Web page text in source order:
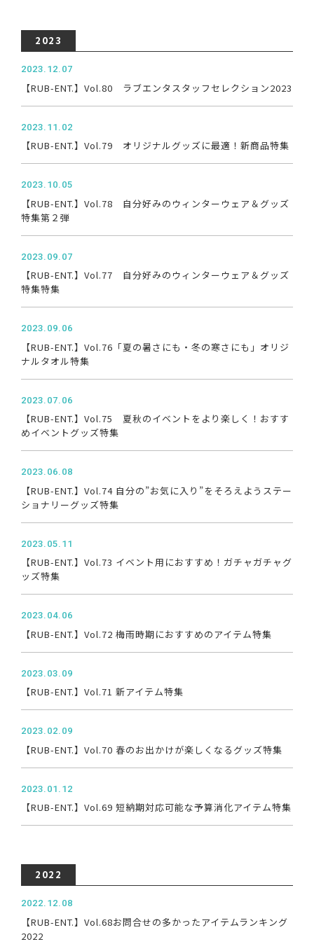
2023
2023.12.07
【RUB-ENT.】Vol.80 ラブエンタスタッフセレクション2023
2023.11.02
【RUB-ENT.】Vol.79 オリジナルグッズに最適！新商品特集
2023.10.05
【RUB-ENT.】Vol.78 自分好みのウィンターウェア＆グッズ
特集第２弾
2023.09.07
【RUB-ENT.】Vol.77 自分好みのウィンターウェア＆グッズ
特集特集
2023.09.06
【RUB-ENT.】Vol.76「夏の暑さにも・冬の寒さにも」オリジ
ナルタオル特集
2023.07.06
【RUB-ENT.】Vol.75 夏秋のイベントをより楽しく！おすす
めイベントグッズ特集
2023.06.08
【RUB-ENT.】Vol.74 自分の”お気に入り”をそろえようステー
ショナリーグッズ特集
2023.05.11
【RUB-ENT.】Vol.73 イベント用におすすめ！ガチャガチャグ
ッズ特集
2023.04.06
【RUB-ENT.】Vol.72 梅雨時期におすすめのアイテム特集
2023.03.09
【RUB-ENT.】Vol.71 新アイテム特集
2023.02.09
【RUB-ENT.】Vol.70 春のお出かけが楽しくなるグッズ特集
2023.01.12
【RUB-ENT.】Vol.69 短納期対応可能な予算消化アイテム特集
2022
2022.12.08
【RUB-ENT.】Vol.68お問合せの多かったアイテムランキング
2022